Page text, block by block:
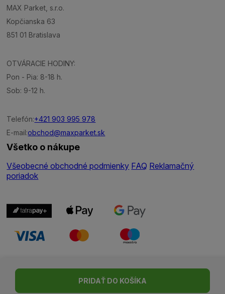
PRIDAŤ DO KOŠÍKA
MAX Parket, s.r.o.
Kopčianska 63
851 01 Bratislava
OTVÁRACIE HODINY:
Pon - Pia: 8-18 h.
Sob: 9-12 h.
Telefón:+421 903 995 978
E-mail:obchod@maxparket.sk
Všetko o nákupe
Všeobecné obchodné podmienky FAQ Reklamačný
poriadok
| © Všetky práva vyhradené | Made with ♥
byMadviso